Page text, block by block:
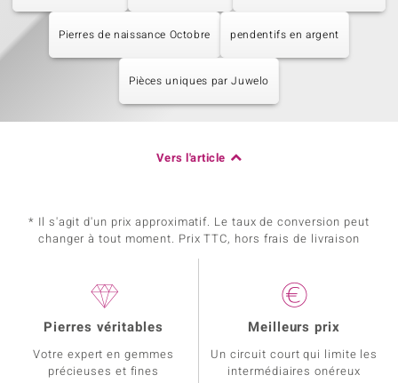
Pierres de naissance Octobre pendentifs en argent
Pièces uniques par Juwelo
Vers l'article
* Il s'agit d'un prix approximatif. Le taux de conversion peut
changer à tout moment. Prix TTC, hors frais de livraison
Pierres véritables
Votre expert en gemmes
précieuses et fines
Meilleurs prix
Un circuit court qui limite les
intermédiaires onéreux